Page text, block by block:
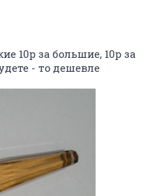
10р за большие, 10р за
- то дешевле